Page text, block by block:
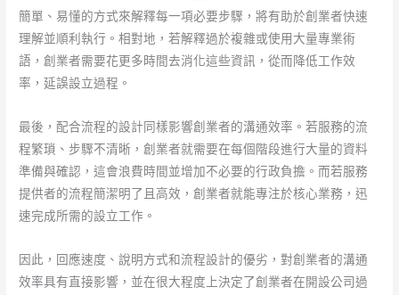
簡單、易懂的方式來解釋每一項必要步驟，將有助於創業者快速
理解並順利執行。相對地，若解釋過於複雜或使用大量專業術
語，創業者需要花更多時間去消化這些資訊，從而降低工作效
率，延誤設立過程。
最後，配合流程的設計同樣影響創業者的溝通效率。若服務的流
程繁瑣、步驟不清晰，創業者就需要在每個階段進行大量的資料
準備與確認，這會浪費時間並增加不必要的行政負擔。而若服務
提供者的流程簡潔明了且高效，創業者就能專注於核心業務，迅
速完成所需的設立工作。
因此，回應速度、說明方式和流程設計的優劣，對創業者的溝通
效率具有直接影響，並在很大程度上決定了創業者在開設公司過